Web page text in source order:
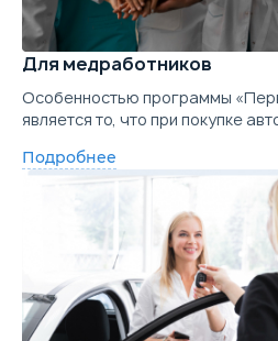
Для медработников
Особенностью программы
является то, что при покупке
Подробнее